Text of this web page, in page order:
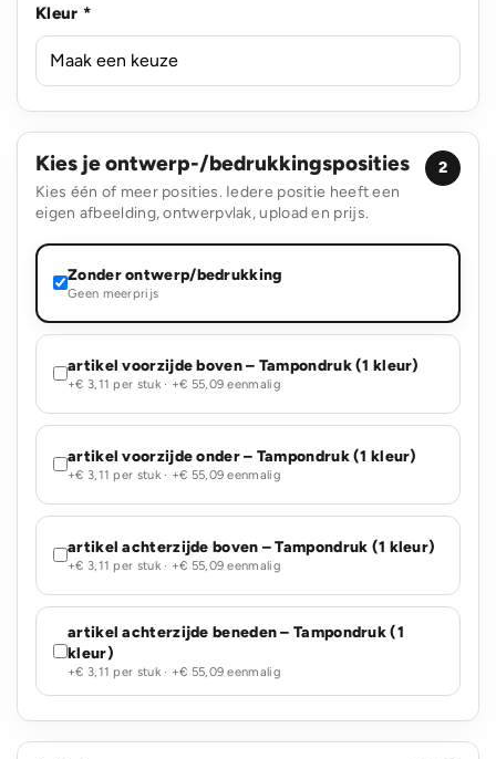
Kleur *
Kies je ontwerp-/bedrukkingsposities
Kies één of meer posities. Iedere positie heeft een
eigen afbeelding, ontwerpvlak, upload en prijs.
2
Zonder ontwerp/bedrukking
Geen meerprijs
artikel voorzijde boven – Tampondruk (1 kleur)
+€ 3,11 per stuk · +€ 55,09 eenmalig
artikel voorzijde onder – Tampondruk (1 kleur)
+€ 3,11 per stuk · +€ 55,09 eenmalig
artikel achterzijde boven – Tampondruk (1 kleur)
+€ 3,11 per stuk · +€ 55,09 eenmalig
artikel achterzijde beneden – Tampondruk (1
kleur)
+€ 3,11 per stuk · +€ 55,09 eenmalig